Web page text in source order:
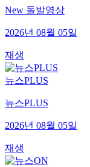
New 돌발영상
2026년 08월 05일
재생
뉴스PLUS
뉴스PLUS
2026년 08월 05일
재생